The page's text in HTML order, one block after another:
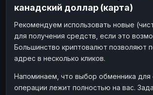
канадский доллар (карта)
Рекомендуем использовать новые
для получения средств, если это
Большинство криптовалют позволяют
адрес в несколько кликов.
Напоминаем, что выбор обменника для
операции лежит полностью на вас.